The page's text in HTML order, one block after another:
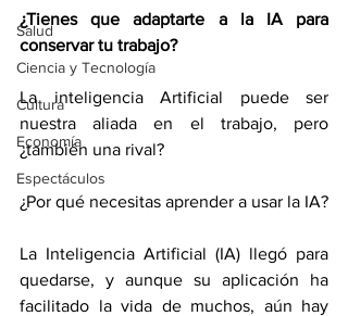
Salud
Ciencia y Tecnología
Cultura
Economía
Espectáculos
¿Tienes que adaptarte a la IA para
conservar tu trabajo?
La inteligencia Artificial puede ser
nuestra aliada en el trabajo, pero
¿también una rival?
¿Por qué necesitas aprender a usar la IA?
La Inteligencia Artificial (IA) llegó para
quedarse, y aunque su aplicación ha
facilitado la vida de muchos, aún hay